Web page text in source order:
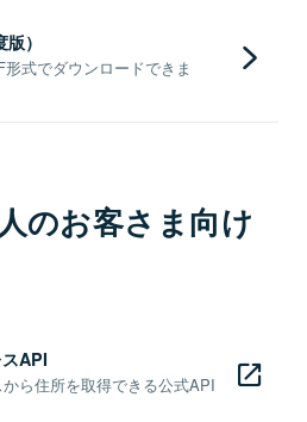
）
式でダウンロードできま
のお客さま向け
API
ら住所を取得できる公式API